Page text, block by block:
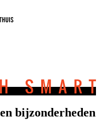
bijzonderheden